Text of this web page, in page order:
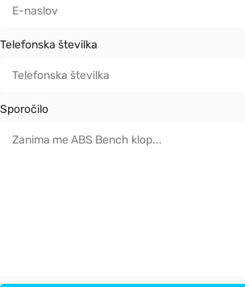
Telefonska številka
Sporočilo